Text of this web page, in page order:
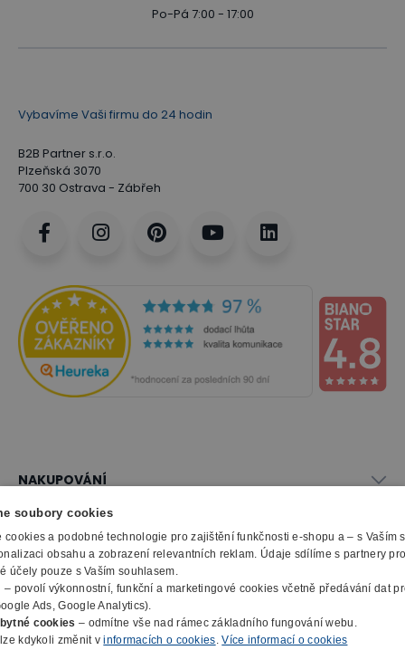
Po-Pá 7:00 - 17:00
Vybavíme Vaši firmu do 24 hodin
B2B Partner s.r.o.
Plzeňská 3070
700 30 Ostrava - Zábřeh
NAKUPOVÁNÍ
Vše o nákupu
Obchodní podmínky
Doprava a montáž
Možnosti platby
Záruka, servis, reklamace
Ochrana osobních údajů
Informace o cookies
SLUŽBY
Naše katalogy
Reklamační formulář
Výroba kancelářského nábytku
Zpracování elektroodpadu
O FIRMĚ
O nás
Kontakty
© 2010 - 2026 B2B Partner s.r.o. - Všechna práva vyhrazena.
soubory cookies
cookies a podobné technologie pro zajištění funkčnosti e-shopu a – s Vaším
obsahu a zobrazení relevantních reklam. Údaje sdílíme s partnery
účely pouze s Vaším souhlasem.
– povolí výkonnostní, funkční a marketingové cookies včetně předávání dat
Ads, Google Analytics).
cookies – odmítne vše nad rámec základního fungování webu.
kdykoli změnit vinformacích o cookies. Více informací o cookies